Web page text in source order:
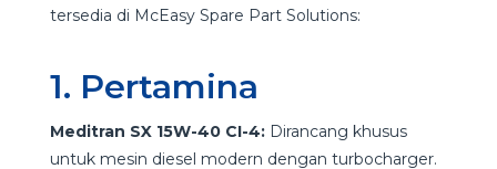
tersedia di McEasy Spare Part Solutions:
1. Pertamina
Meditran SX 15W-40 CI-4: Dirancang khusus
untuk mesin diesel modern dengan turbocharger.